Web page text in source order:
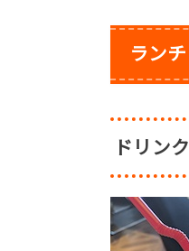
ランチ
ドリンク